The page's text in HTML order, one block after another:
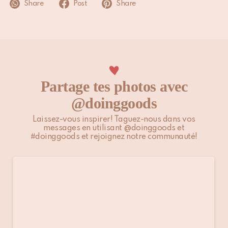
Share Post Share
Partage tes photos avec
@doinggoods
Laissez-vous inspirer! Taguez-nous dans vos
messages en utilisant @doinggoods et
#doinggoods et rejoignez notre communauté!